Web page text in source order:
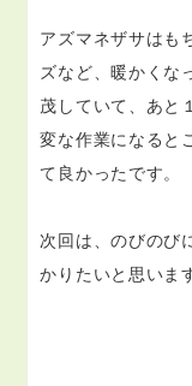
アズマネザサはも
ズなど、暖かくな
茂していて、あと
変な作業になると
て良かったです。
次回は、のびのび
かりたいと思いま